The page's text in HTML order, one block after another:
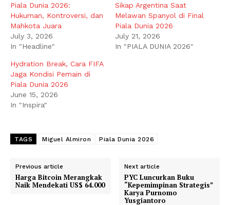
Piala Dunia 2026:
Hukuman, Kontroversi, dan
Mahkota Juara
July 3, 2026
In "Headline"
Sikap Argentina Saat
Melawan Spanyol di Final
Piala Dunia 2026
July 21, 2026
In "PIALA DUNIA 2026"
Hydration Break, Cara FIFA
Jaga Kondisi Pemain di
Piala Dunia 2026
June 15, 2026
In "Inspira"
TAGS Miguel Almiron Piala Dunia 2026
Previous article
Harga Bitcoin Merangkak
Naik Mendekati US$ 64.000
Next article
PYC Luncurkan Buku
“Kepemimpinan Strategis”
Karya Purnomo
Yusgiantoro